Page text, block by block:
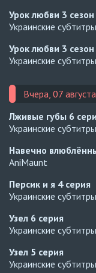
Урок любви 3 сезон
Украинские субтитры
Урок любви 3 сезон
Украинские субтитры
Вчера, 07 августа
Лживые губы 6
Украинские субтитры
Навечно
AniMaunt
Персик и я 4 серия
Украинские субтитры
Узел 6 серия
Украинские субтитры
Узел 5 серия
Украинские субтитры